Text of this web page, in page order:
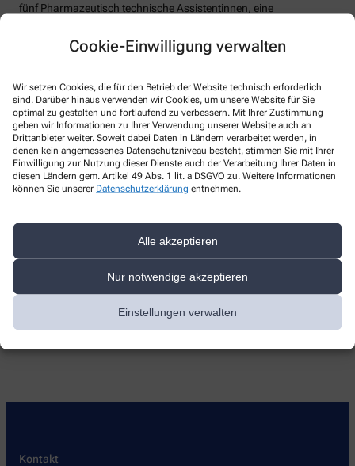
Cookie-Einwilligung verwalten
Wir setzen Cookies, die für den Betrieb der Website technisch erforderlich
sind. Darüber hinaus verwenden wir Cookies, um unsere Website für Sie
optimal zu gestalten und fortlaufend zu verbessern. Mit Ihrer Zustimmung
geben wir Informationen zu Ihrer Verwendung unserer Website auch an
Drittanbieter weiter. Soweit dabei Daten in Ländern verarbeitet werden, in
denen kein angemessenes Datenschutzniveau besteht, stimmen Sie mit Ihrer
Einwilligung zur Nutzung dieser Dienste auch der Verarbeitung Ihrer Daten in
diesen Ländern gem. Artikel 49 Abs. 1 lit. a DSGVO zu. Weitere Informationen
können Sie unserer Datenschutzerklärung entnehmen.
Alle akzeptieren
Nur notwendige akzeptieren
Einstellungen verwalten
fünf Pharmazeutisch technische Assistentinnen, eine
Unser Ziel ist es, die Einwohner unseres Einzugsgebietes, die
benötigten Arzneimitteln zu versorgen. Bewährt hat sich dabei
auch die Teilnahme an Hausapothekenverträgen.
Weitere Schwerpunkte unserer Tätigkeit sind das
Medikationsmanagement in Pflegeinrichtungen, die
pharmazeutische Beratung von Diabetikern, die Themenkreise
Naturheilkunde und Schmerzberatung.
Um unsere Kunden bzw. Patienten qualifiziert beraten zu können,
Fortbildungsmaßnahmen wie Rezepturringversuche, Besuche
der zentralen Fortbildungsveranstaltungen sowie Seminare im
Zuge der Teambesprechungen.
Die kontinuierliche Weiterentwicklung des
Darstellung unseres Leistungsspektrums und der
Fehlervermeidung genauso wie dem unkomplizierten Umgang mit
Kontakt